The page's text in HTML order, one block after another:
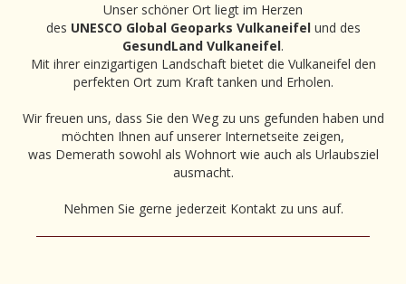
Unser schöner Ort liegt im Herzen
des UNESCO Global Geoparks Vulkaneifelund des
GesundLand Vulkaneifel.
Mit ihrer einzigartigen Landschaft bietet die Vulkaneifel den
perfekten Ort zum Kraft tanken und Erholen.
Wir freuen uns, dass Sie den Weg zu uns gefunden haben und
möchten Ihnen auf unserer Internetseite zeigen,
was Demerath sowohl als Wohnort wie auch als Urlaubsziel
ausmacht.
Nehmen Sie gerne jederzeit Kontakt zu uns auf.